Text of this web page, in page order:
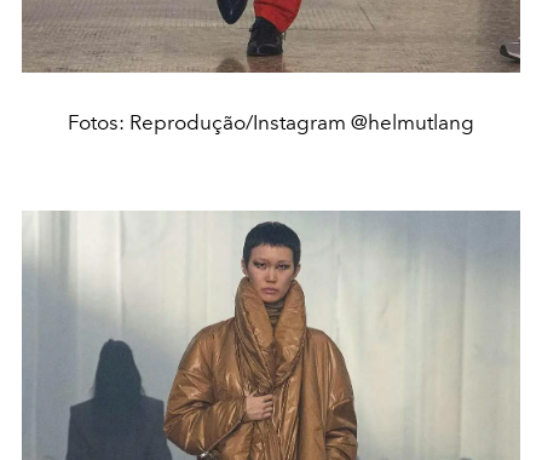
Fotos: Reprodução/Instagram @helmutlang